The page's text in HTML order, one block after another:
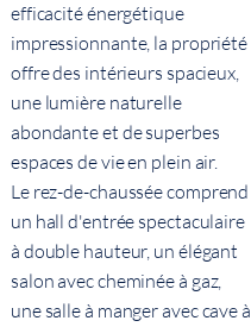
efficacité énergétique
impressionnante, la propriété
offre des intérieurs spacieux,
une lumière naturelle
abondante et de superbes
espaces de vie en plein air.
Le rez-de-chaussée comprend
un hall d'entrée spectaculaire
à double hauteur, un élégant
salon avec cheminée à gaz,
une salle à manger avec cave à